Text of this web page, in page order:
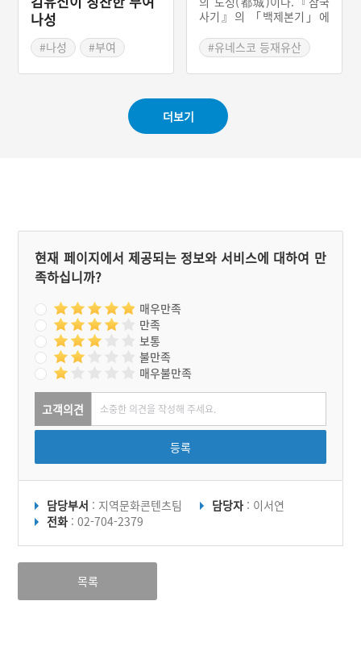
성과 서로 연결된다.
나성
#나성
#부여
사기』의 「백제본기」에
록되어 있으나, 성이 위치한
산의 이름을 따서 부소산성
이라 부른다. 성곽의 형식은
러싼 테뫼식과 다시 그 주위
를 감싸게 쌓은 포곡식이 혼
합된 복합식 산성이다. 이
#유네스코 등재유산
#충남 사적
#충남 부여
더보기
현재 페이지에서 제공되는 정보와 서비스에 대하여 만
족하십니까?
매우만족
만족
보통
불만족
매우불만족
고객의견
등록
담당부서 : 지역문화콘텐츠팀 담당자 : 이서연
전화 : 02-704-2379
목록